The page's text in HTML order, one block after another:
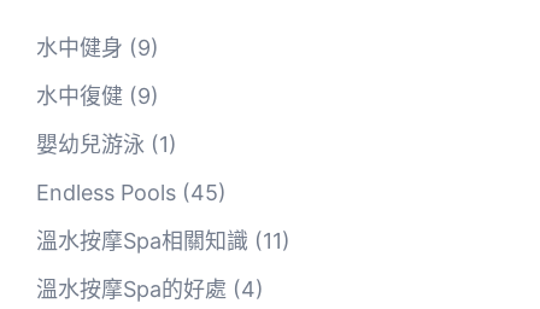
水中健身 (9)
水中復健 (9)
嬰幼兒游泳 (1)
Endless Pools (45)
溫水按摩Spa相關知識 (11)
溫水按摩Spa的好處 (4)